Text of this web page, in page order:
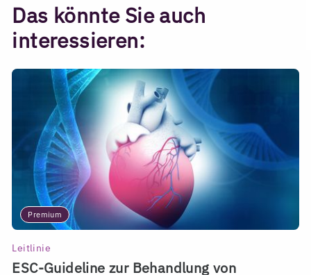
Das könnte Sie auch
interessieren:
Premium
Leitlinie
ESC-Guideline zur Behandlung von